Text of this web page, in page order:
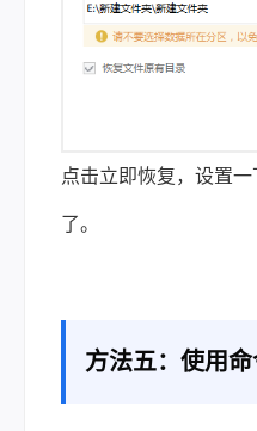
点击立即恢复，设置
了。
方法五：使用